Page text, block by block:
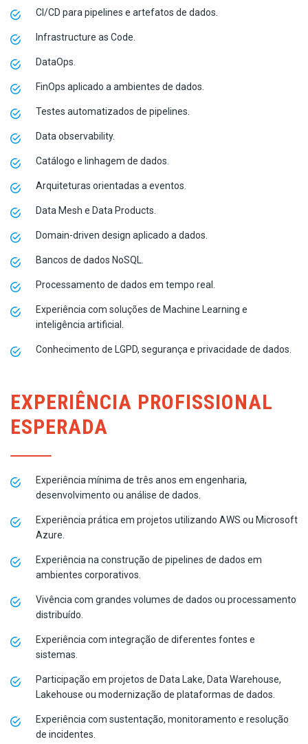
CI/CD para pipelines e artefatos de dados.
Infrastructure as Code.
DataOps.
FinOps aplicado a ambientes de dados.
Testes automatizados de pipelines.
Data observability.
Catálogo e linhagem de dados.
Arquiteturas orientadas a eventos.
Data Mesh e Data Products.
Domain-driven design aplicado a dados.
Bancos de dados NoSQL.
Processamento de dados em tempo real.
Experiência com soluções de Machine Learning e
inteligência artificial.
Conhecimento de LGPD, segurança e privacidade de dados.
EXPERIÊNCIA PROFISSIONAL
ESPERADA
Experiência mínima de três anos em engenharia,
desenvolvimento ou análise de dados.
Experiência prática em projetos utilizando AWS ou Microsoft
Azure.
Experiência na construção de pipelines de dados em
ambientes corporativos.
Vivência com grandes volumes de dados ou processamento
distribuído.
Experiência com integração de diferentes fontes e
sistemas.
Participação em projetos de Data Lake, Data Warehouse,
Lakehouse ou modernização de plataformas de dados.
Experiência com sustentação, monitoramento e resolução
de incidentes.